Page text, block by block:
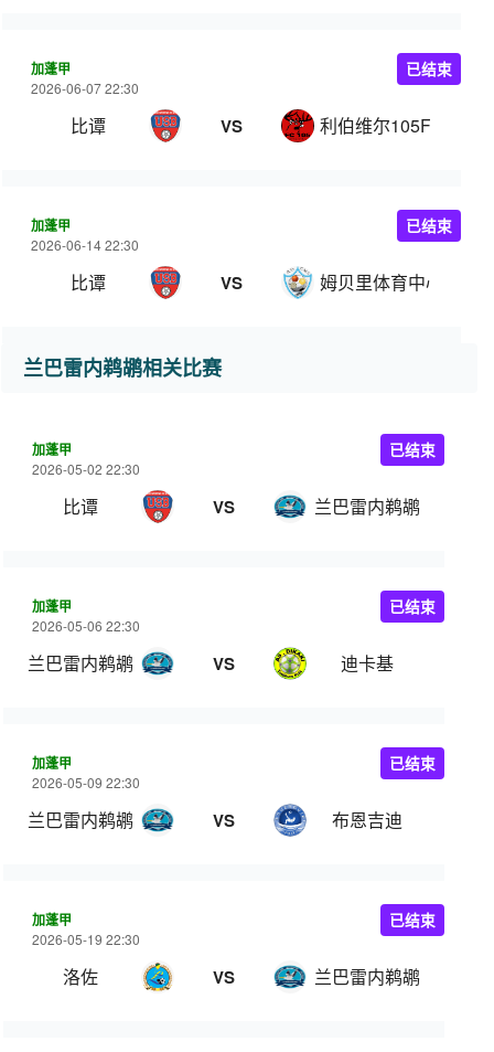
加蓬甲
2026-06-07 22:30
比谭 VS 利伯维尔105FC
已结束
加蓬甲
2026-06-14 22:30
比谭 VS 姆贝里体育中心
已结束
兰巴雷内鹈鹕相关比赛
加蓬甲
2026-05-02 22:30
比谭 VS 兰巴雷内鹈鹕
已结束
加蓬甲
2026-05-06 22:30
兰巴雷内鹈鹕 VS 迪卡基
已结束
加蓬甲
2026-05-09 22:30
兰巴雷内鹈鹕 VS 布恩吉迪
已结束
加蓬甲
2026-05-19 22:30
洛佐 VS 兰巴雷内鹈鹕
已结束